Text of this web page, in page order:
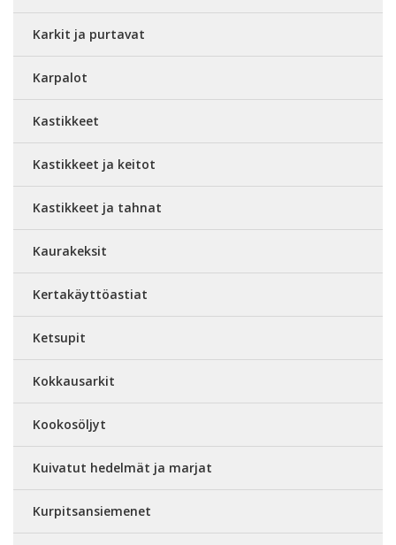
Karkit ja purtavat
Karpalot
Kastikkeet
Kastikkeet ja keitot
Kastikkeet ja tahnat
Kaurakeksit
Kertakäyttöastiat
Ketsupit
Kokkausarkit
Kookosöljyt
Kuivatut hedelmät ja marjat
Kurpitsansiemenet